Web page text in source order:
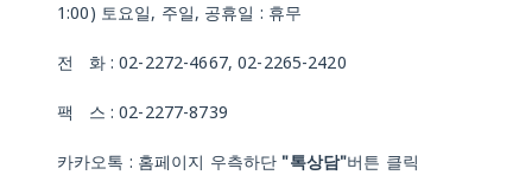
1:00) 토요일, 주일, 공휴일 : 휴무
전 화 : 02-2272-4667, 02-2265-2420
팩 스 : 02-2277-8739
카카오톡 : 홈페이지 우측하단 "톡상담"버튼 클릭